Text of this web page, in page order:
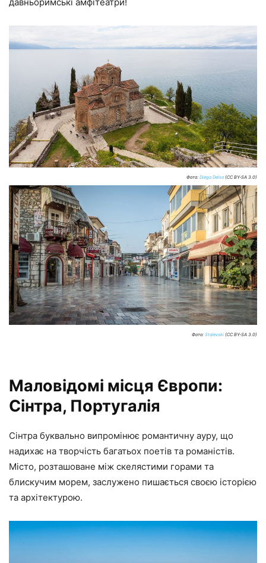
Фото: Diego Delso (CC BY-SA 3.0)
Фото: Stolevski (CC BY-SA 3.0)
Маловідомі місця Європи:
Сінтра, Португалія
Сінтра буквально випромінює романтичну ауру, що
надихає на творчість багатьох поетів та романістів.
Місто, розташоване між скелястими горами та
блискучим морем, заслужено пишається своєю історією
та архітектурою.